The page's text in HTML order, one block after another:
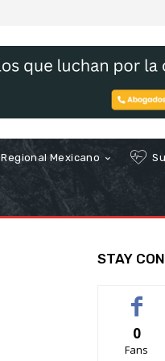
Regional Mexicano
STAY
0
Fans